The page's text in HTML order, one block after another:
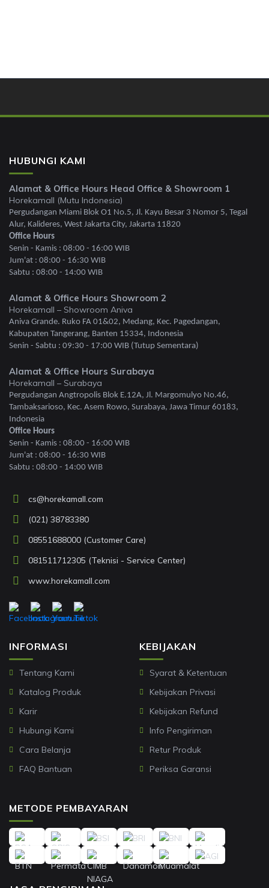
HUBUNGI KAMI
Alamat & Office Hours Head Office & Showroom 1
Horekamall (Mutu Indonesia)
Pergudangan Miami Blok O1 No.5, Jl. Kayu Besar 3 Nomor 5, Tegal
Alur, Kalideres, West Jakarta City, Jakarta 11820
Office Hours
Senin - Kamis : 08:00 - 16:00 WIB
Jum'at : 08:00 - 16:30 WIB
Sabtu : 08:00 - 14:00 WIB
Alamat & Office Hours Showroom 2
Horekamall – Showroom Aniva
Aniva Grande. Ruko FA 01&02, Medang, Kec. Pagedangan,
Kabupaten Tangerang, Banten 15334, Indonesia
Senin - Sabtu : 09:30 - 17:00 WIB (Tutup Sementara)
Alamat & Office Hours Surabaya
Horekamall – Surabaya
Pergudangan Angtropolis Blok E.12A, Jl. Margomulyo No.46,
Tambaksarioso, Kec. Asem Rowo, Surabaya, Jawa Timur 60183,
Indonesia
Office Hours
Senin - Kamis : 08:00 - 16:00 WIB
Jum'at : 08:00 - 16:30 WIB
Sabtu : 08:00 - 14:00 WIB
INFORMASI
Tentang Kami
Katalog Produk
Karir
Hubungi Kami
Cara Belanja
FAQ Bantuan
KEBIJAKAN
Syarat & Ketentuan
Kebijakan Privasi
Kebijakan Refund
Info Pengiriman
Retur Produk
Periksa Garansi
cs@horekamall.com
(021) 38783380
08551688000 (Customer Care)
081511712305 (Teknisi - Service Center)
www.horekamall.com
METODE PEMBAYARAN